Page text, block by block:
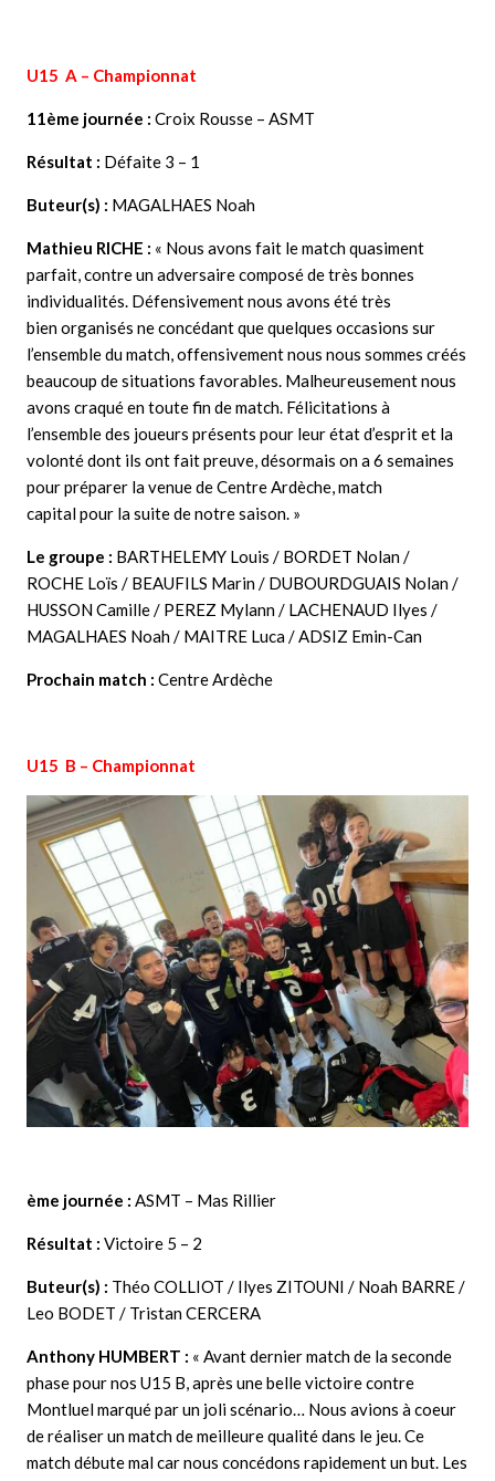
U15 A – Championnat
11ème journée : Croix Rousse – ASMT
Résultat : Défaite 3 – 1
Buteur(s) : MAGALHAES Noah
Mathieu RICHE : « Nous avons fait le match quasiment
parfait, contre un adversaire composé de très bonnes
individualités. Défensivement nous avons été très
bien organisés ne concédant que quelques occasions sur
l’ensemble du match, offensivement nous nous sommes créés
beaucoup de situations favorables. Malheureusement nous
avons craqué en toute fin de match. Félicitations à
l’ensemble des joueurs présents pour leur état d’esprit et la
volonté dont ils ont fait preuve, désormais on a 6 semaines
pour préparer la venue de Centre Ardèche, match
capital pour la suite de notre saison. »
Le groupe : BARTHELEMY Louis / BORDET Nolan /
ROCHE Loïs / BEAUFILS Marin / DUBOURDGUAIS Nolan /
HUSSON Camille / PEREZ Mylann / LACHENAUD Ilyes /
MAGALHAES Noah / MAITRE Luca / ADSIZ Emin-Can
Prochain match : Centre Ardèche
U15 B – Championnat
ème journée : ASMT – Mas Rillier
Résultat : Victoire 5 – 2
Buteur(s) : Théo COLLIOT / Ilyes ZITOUNI / Noah BARRE /
Leo BODET / Tristan CERCERA
Anthony HUMBERT : « Avant dernier match de la seconde
phase pour nos U15 B, après une belle victoire contre
Montluel marqué par un joli scénario… Nous avions à coeur
de réaliser un match de meilleure qualité dans le jeu. Ce
match débute mal car nous concédons rapidement un but. Les